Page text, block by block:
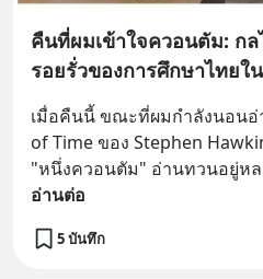
คืนที่ผมเข้าใจควอนตัม: ก
รอยรั่วของการศึกษาไทยใ
เมื่อคืนนี้ ขณะที่ผมกำลังนอนอ่
of Time ของ Stephen
"หนึ่งควอนตัม" อ่านทวนอยู่หล
อ่านต่อ
5 บันทึก